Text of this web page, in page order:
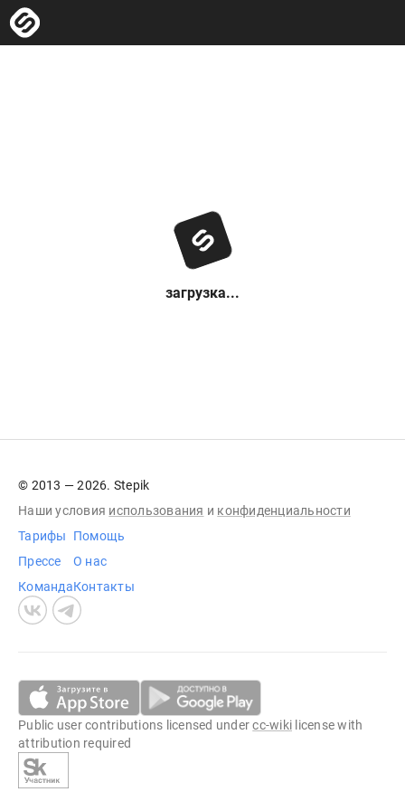
загрузка...
© 2013 — 2026. Stepik
Наши условия использования и конфиденциальности
Тарифы
Прессе
Команда
Помощь
О нас
Контакты
Public user contributions licensed undercc-wiki license with
attribution required